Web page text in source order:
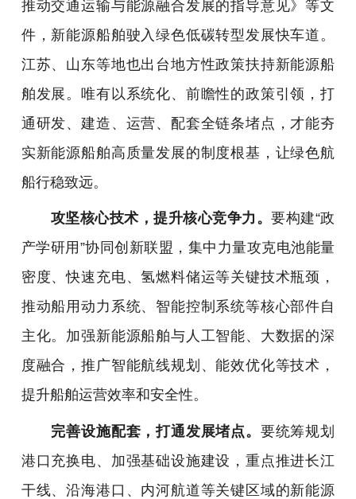
推动交通运输与能源融合发展的指导意见》等文
件，新能源船舶驶入绿色低碳转型发展快车道。
江苏、山东等地也出台地方性政策扶持新能源船
舶发展。唯有以系统化、前瞻性的政策引领，打
通研发、建造、运营、配套全链条堵点，才能夯
实新能源船舶高质量发展的制度根基，让绿色航
船行稳致远。
攻坚核心技术，提升核心竞争力。要构建“政
产学研用”协同创新联盟，集中力量攻克电池能量
密度、快速充电、氢燃料储运等关键技术瓶颈，
推动船用动力系统、智能控制系统等核心部件自
主化。加强新能源船舶与人工智能、大数据的深
度融合，推广智能航线规划、能效优化等技术，
提升船舶运营效率和安全性。
完善设施配套，打通发展堵点。 要统筹规划
港口充换电、加强基础设施建设，重点推进长江
干线、沿海港口、内河航道等关键区域的新能源